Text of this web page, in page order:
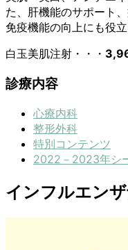
た、肝機能のサポート
免疫機能の向上にも役立
白玉美肌注射・・・
診療内容
心療内科
整形外科
特別コンテンツ
2022－2023年シ
インフルエン